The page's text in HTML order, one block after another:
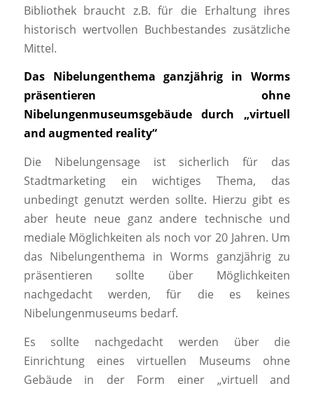
Bibliothek braucht z.B. für die Erhaltung ihres
historisch wertvollen Buchbestandes zusätzliche
Mittel.
Das Nibelungenthema ganzjährig in Worms
präsentieren ohne
Nibelungenmuseumsgebäude durch „virtuell
and augmented reality“
Die Nibelungensage ist sicherlich für das
Stadtmarketing ein wichtiges Thema, das
unbedingt genutzt werden sollte. Hierzu gibt es
aber heute neue ganz andere technische und
mediale Möglichkeiten als noch vor 20 Jahren. Um
das Nibelungenthema in Worms ganzjährig zu
präsentieren sollte über Möglichkeiten
nachgedacht werden, für die es keines
Nibelungenmuseums bedarf.
Es sollte nachgedacht werden über die
Einrichtung eines virtuellen Museums ohne
Gebäude in der Form einer „virtuell and